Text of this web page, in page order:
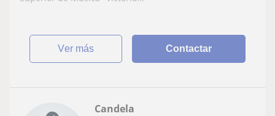
ver más Contactar
Candela